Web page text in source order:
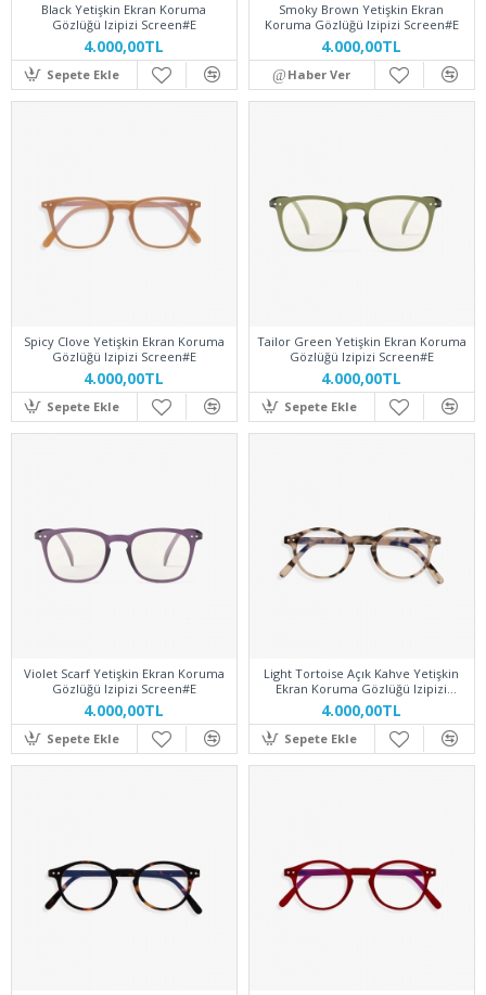
Black Yetişkin Ekran Koruma
Gözlüğü Izipizi Screen#E
4.000,00TL
Sepete Ekle
Smoky Brown Yetişkin Ekran
Koruma Gözlüğü Izipizi Screen#E
4.000,00TL
Haber Ver
Spicy Clove Yetişkin Ekran Koruma
Gözlüğü Izipizi Screen#E
4.000,00TL
Sepete Ekle
Tailor Green Yetişkin Ekran Koruma
Gözlüğü Izipizi Screen#E
4.000,00TL
Sepete Ekle
Violet Scarf Yetişkin Ekran Koruma
Gözlüğü Izipizi Screen#E
4.000,00TL
Sepete Ekle
Light Tortoise Açık Kahve Yetişkin
Ekran Koruma Gözlüğü Izipizi
Screen#H
4.000,00TL
Sepete Ekle